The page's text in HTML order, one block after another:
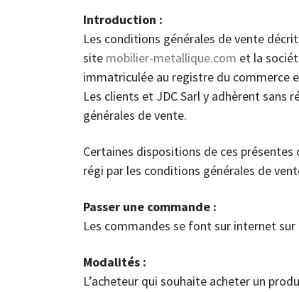
Introduction :
Les conditions générales de vente
site mobilier-metallique.com et la
immatriculée au registre du commerce
Les clients et JDC Sarl y adhèrent sans
générales de vente.
Certaines dispositions de ces
régi par les conditions générales de
Passer une commande :
Les commandes se font sur internet sur
Modalités :
L’acheteur qui souhaite acheter un